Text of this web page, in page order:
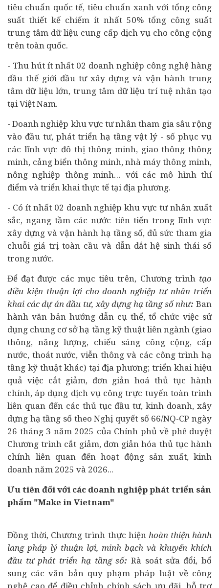
tiêu chuẩn quốc tế, tiêu chuẩn xanh với tổng công
suất thiết kế chiếm ít nhất 50% tổng công suất
trung tâm dữ liệu cung cấp dịch vụ cho công cộng
trên toàn quốc.
- Thu hút ít nhất 02 doanh nghiệp công nghệ hàng
đầu thế giới đầu tư xây dựng và vận hành trung
tâm dữ liệu lớn, trung tâm dữ liệu trí tuệ nhân tạo
tại Việt Nam.
- Doanh nghiệp khu vực tư nhân tham gia sâu rộng
vào đầu tư, phát triển hạ tầng vật lý - số phục vụ
các lĩnh vực đô thị thông minh, giao thông thông
minh, cảng biển thông minh, nhà máy thông minh,
nông nghiệp thông minh… với các mô hình thí
điểm và triển khai thực tế tại địa phương.
- Có ít nhất 02 doanh nghiệp khu vực tư nhân xuất
sắc, ngang tầm các nước tiên tiến trong lĩnh vực
xây dựng và vận hành hạ tầng số, đủ sức tham gia
chuỗi giá trị toàn cầu và dẫn dắt hệ sinh thái số
trong nước.
Để đạt được các mục tiêu trên, Chương trình tạo
điều kiện thuận lợi cho doanh nghiệp tư nhân triển
khai cácdự ánđầu tư, xây dựng hạ tầng số như:Ban
hành văn bản hướng dẫn cụ thể, tổ chức việc sử
dụng chung cơ sở hạ tầng kỹ thuật liên ngành (giao
thông, năng lượng, chiếu sáng công cộng, cấp
nước, thoát nước, viễn thông và các công trình hạ
tầng kỹ thuật khác) tại địa phương; triển khai hiệu
quả việc cắt giảm, đơn giản hoá thủ tục hành
chính, áp dụng dịch vụ công trực tuyến toàn trình
liên quan đến các thủ tục đầu tư, kinh doanh, xây
dựng hạ tầng số theo Nghị quyết số 66/NQ-CP ngày
26 tháng 3 năm 2025 của Chính phủ về phê duyệt
Chương trình cắt giảm, đơn giản hóa thủ tục hành
chính liên quan đến hoạt động sản xuất, kinh
doanh năm 2025 và 2026...
Ưu tiên đối với các doanh nghiệp phát triển sản
phẩm "Make in Vietnam"
Đồng thời, Chương trình thực hiện hoàn thiện hành
lang pháp lý thuận lợi, minh bạch và khuyến khích
đầu tư phát triển hạ tầng số:Rà soát sửa đổi, bổ
sung các văn bản quy phạm pháp luật về công